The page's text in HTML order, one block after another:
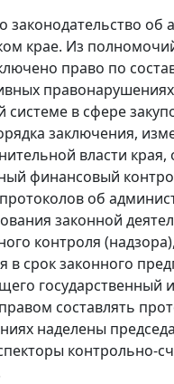
законодательство
крае. Из
право по
системе в сфере
заключения,
власти
финансовый
об
законной
контроля
в срок законного
составлять
наделены
контрольно-